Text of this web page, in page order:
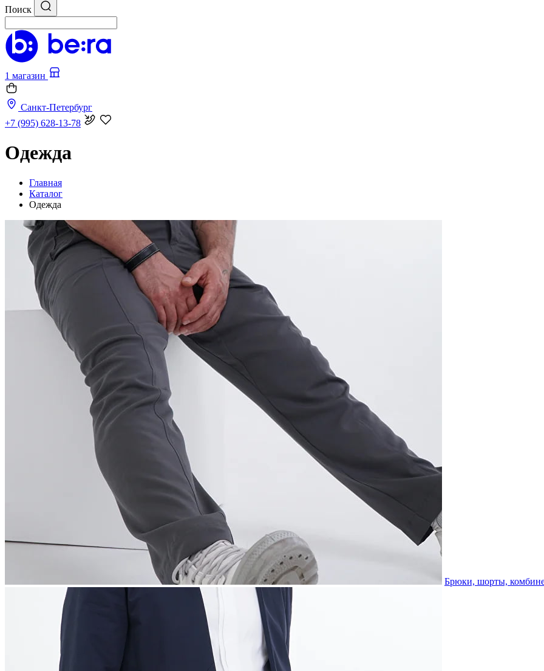
Поиск
1 магазин
Санкт-Петербург
+7 (995) 628-13-78
Одежда
Главная
Каталог
Одежда
Брюки, шорты,